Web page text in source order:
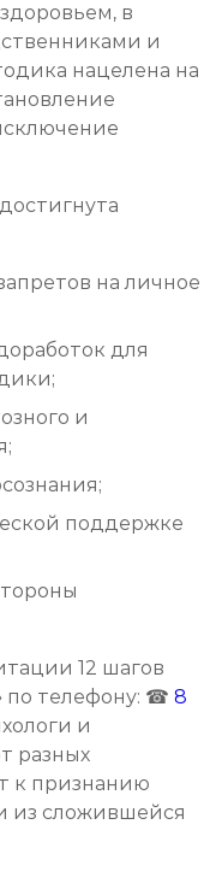
в
и
нацелена на
на личное
для
и
поддержке
12 шагов
по телефону: ☎ 8
и
разных
к признанию
из сложившейся